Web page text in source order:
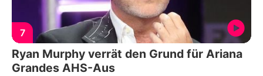
7
Ryan Murphy verrät den Grund für Ariana
Grandes AHS-Aus